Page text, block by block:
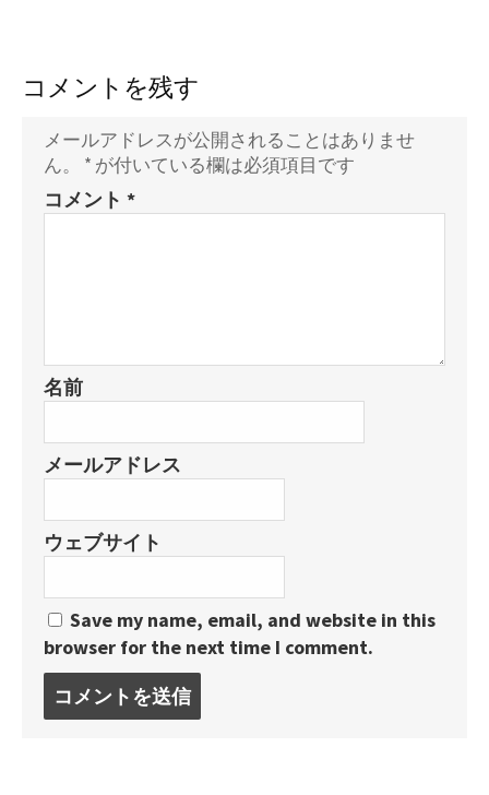
コメントを残す
メールアドレスが公開されることはありませ
ん。
* が付いている欄は必須項目です
コメント *
名前
メールアドレス
ウェブサイト
Save my name, email, and website in this
browser for the next time I comment.
メ